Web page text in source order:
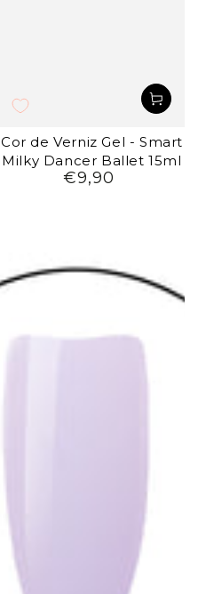
Cor de Verniz Gel - Smart
Milky Dancer Ballet 15ml
Preço
€9,90